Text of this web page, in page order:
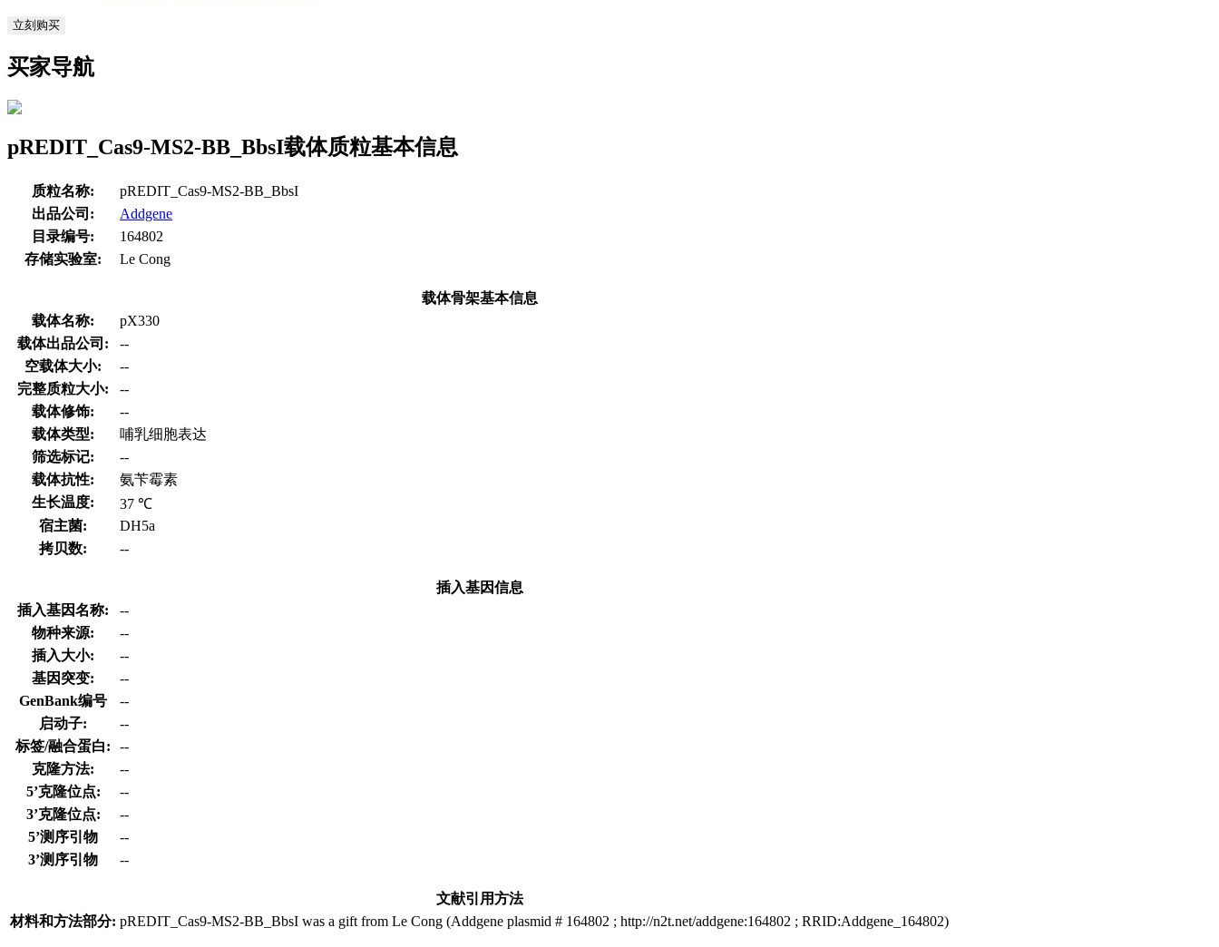
立刻购买
买家导航
pREDIT_Cas9-MS2-BB_BbsI载体质粒基本信息
质粒名称:
pREDIT_Cas9-MS2-BB_BbsI
出品公司:
Addgene
目录编号:
164802
存储实验室:
Le Cong
载体骨架基本信息
载体名称:
pX330
载体出品公司:
--
空载体大小:
--
完整质粒大小:
--
载体修饰:
--
载体类型:
哺乳细胞表达
筛选标记:
--
载体抗性:
氨苄霉素
生长温度:
37 ℃
宿主菌:
DH5a
拷贝数:
--
插入基因信息
插入基因名称:
--
物种来源:
--
插入大小:
--
基因突变:
--
GenBank编号
--
启动子:
--
标签/融合蛋白:
--
克隆方法:
--
5’克隆位点:
--
3’克隆位点:
--
5’测序引物
--
3’测序引物
--
文献引用方法
材料和方法部分: pREDIT_Cas9-MS2-BB_BbsI was a gift from Le Cong (Addgene plasmid # 164802 ; http://n2t.net/addgene:164802 ; RRID:Addgene_164802)